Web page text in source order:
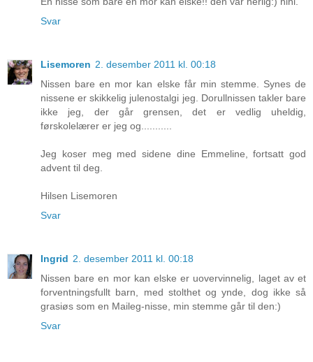
Svar
Lisemoren 2. desember 2011 kl. 00:18
Nissen bare en mor kan elske får min stemme. Synes de
nissene er skikkelig julenostalgi jeg. Dorullnissen takler bare
ikke jeg, der går grensen, det er vedlig uheldig,
førskolelærer er jeg og...........
Jeg koser meg med sidene dine Emmeline, fortsatt god
advent til deg.
Hilsen Lisemoren
Svar
Ingrid 2. desember 2011 kl. 00:18
Nissen bare en mor kan elske er uovervinnelig, laget av et
forventningsfullt barn, med stolthet og ynde, dog ikke så
grasiøs som en Maileg-nisse, min stemme går til den:)
Svar